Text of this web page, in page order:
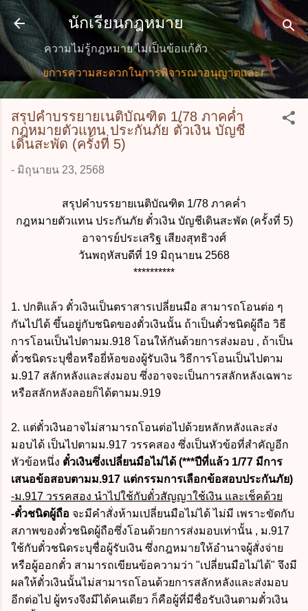
ข้ามไปที่เนื้อหาหลัก
นักเรียนกฎหมาย
ความไม่รู้กฎหมาย ไม่เป็นข้อแก้ตัว
การความสะดวกในการพิจารณาอนุญาตและการให้บริการแก่
สรุปคำบรรยายเนติบัณฑิต 1/78 ภาคค่ำ
กฎหมายตัวแทน ประกันภัย ตั๋วเงิน บัญชี
เดินสะพัด (ครั้งที่ 5)
- มิถุนายน 23, 2568
สรุปคำบรรยายเนติบัณฑิต 1/78 ภาคค่ำ
กฎหมายตัวแทน ประกันภัย ตั๋วเงิน บัญชีเดินสะพัด (ครั้งที่ 5)
อาจารย์ประเสริฐ เสียงสุทธิวงศ์
วันพฤหัสบดีที่ 19 มิถุนายน 2568
**********
1. ปกติแล้ว ตั๋วเงินเป็นตราสารเปลี่ยนมือ สามารถโอนต่อ ๆ
กันไปได้ ขึ้นอยู่กับชนิดของตั๋วเงินนั้น ถ้าเป็นตั๋วชนิดผู้ถือ วิธี
การโอนเป็นไปตามม.918 โอนให้กันด้วยการส่งมอบ , ถ้าเป็น
ตั๋วชนิดระบุชื่อหรือยี่ห้อของผู้รับเงิน วิธีการโอนเป็นไปตาม
ม.917 สลักหลังและส่งมอบ ซึ่งอาจจะเป็นการสลักหลังเฉพาะ
หรือสลักหลังลอยก็ได้ตามม.919
2. แต่ตั๋วเงินอาจไม่สามารถโอนต่อไปด้วยหลักหลังและส่ง
มอบได้ เป็นไปตามม.917 วรรคสอง ซึ่งเป็นหัวข้อที่สำคัญอีก
หัวข้อหนึ่ง ตั๋วเงินซึ่งเปลี่ยนมือไม่ได้ (***ปีที่แล้ว 1/77 มีการ
เสนอข้อสอบตามม.917 แต่กรรมการเลือกข้อสอบประกันภัย)
-ม.917 วรรคสอง นำไปใช้กับตั๋วสัญญาใช้เงิน และเช็คด้วย
-ตั๋วชนิดผู้ถือ จะมีคำสั่งห้ามเปลี่ยนมือไม่ได้ ไม่มี เพราะขัดกับ
สภาพของตั๋วชนิดผู้ถือซึ่งโอนด้วยการส่งมอบเท่านั้น , ม.917
ใช้กับตั๋วชนิดระบุชื่อผู้รับเงิน ซึ่งกฎหมายให้อำนาจผู้สั่งจ่าย
หรือผู้ออกตั๋ว สามารถเขียนข้อความว่า "เปลี่ยนมือไม่ได้" จึงมี
ผลให้ตั๋วเงินนั้นไม่สามารถโอนด้วยการสลักหลังและส่งมอบ
อีกต่อไป ผู้ทรงจึงมีได้คนเดียว ก็คือผู้ที่มีชื่อรับเงินตามตั๋วเงิน